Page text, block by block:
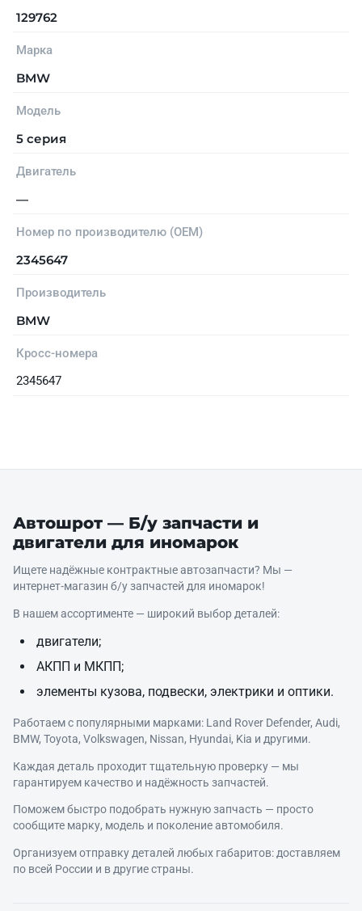
129762
Марка
BMW
Модель
5 серия
Двигатель
—
Номер по производителю (OEM)
2345647
Производитель
BMW
Кросс-номера
2345647
Автошрот — Б/у запчасти и
двигатели для иномарок
Ищете надёжные контрактные автозапчасти? Мы —
интернет‑магазин б/у запчастей для иномарок!
В нашем ассортименте — широкий выбор деталей:
двигатели;
АКПП и МКПП;
элементы кузова, подвески, электрики и оптики.
Работаем с популярными марками: Land Rover Defender, Audi,
BMW, Toyota, Volkswagen, Nissan, Hyundai, Kia и другими.
Каждая деталь проходит тщательную проверку — мы
гарантируем качество и надёжность запчастей.
Поможем быстро подобрать нужную запчасть — просто
сообщите марку, модель и поколение автомобиля.
Организуем отправку деталей любых габаритов: доставляем
по всей России и в другие страны.